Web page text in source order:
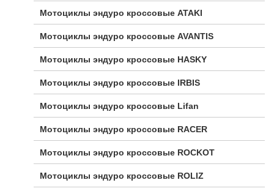
Мотоциклы эндуро кроссовые ATAKI
Мотоциклы эндуро кроссовые AVANTIS
Мотоциклы эндуро кроссовые HASKY
Мотоциклы эндуро кроссовые IRBIS
Мотоциклы эндуро кроссовые Lifan
Мотоциклы эндуро кроссовые RACER
Мотоциклы эндуро кроссовые ROCKOT
Мотоциклы эндуро кроссовые ROLIZ